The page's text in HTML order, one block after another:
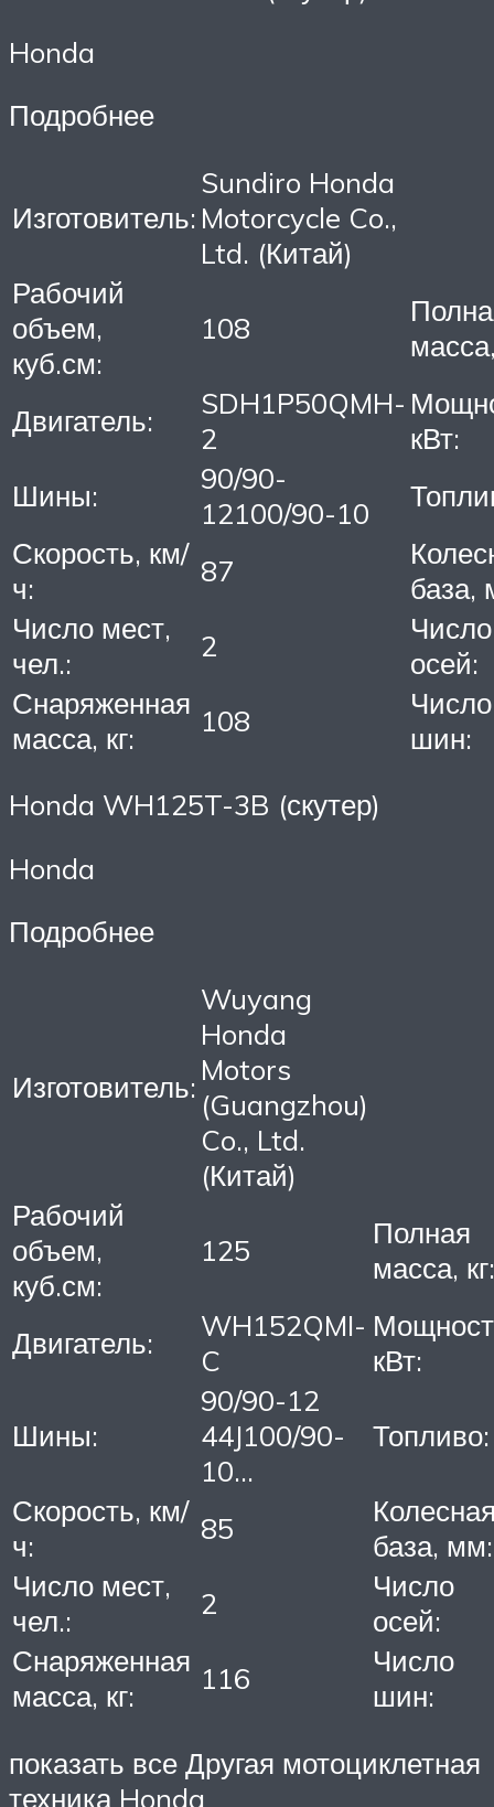
Honda
Подробнее
Изготовитель:
Sundiro Honda
Motorcycle Co.,
Ltd. (Китай)
Рабочий
объем,
куб.см:
108
Двигатель:
SDH1P50QMH-
2
кВт:
Шины:
90/90-
12100/90-10
Скорость, км/
ч:
87
база,
Число мест,
чел.:
2
Число
осей:
Снаряженная
масса, кг:
108
Число
шин:
Honda WH125T-3B (скутер)
Honda
Подробнее
Изготовитель:
Wuyang
Honda
Motors
(Guangzhou)
Co., Ltd.
(Китай)
Рабочий
объем,
куб.см:
125
Полная
масса, кг:
Двигатель:
WH152QMI-
C
кВт:
Шины:
90/90-12
44J100/90-
10…
Топливо:
Скорость, км/
ч:
85
база, мм:
Число мест,
чел.:
2
Число
осей:
Снаряженная
масса, кг:
116
Число
шин:
показать все Другая мотоциклетная
техника Honda